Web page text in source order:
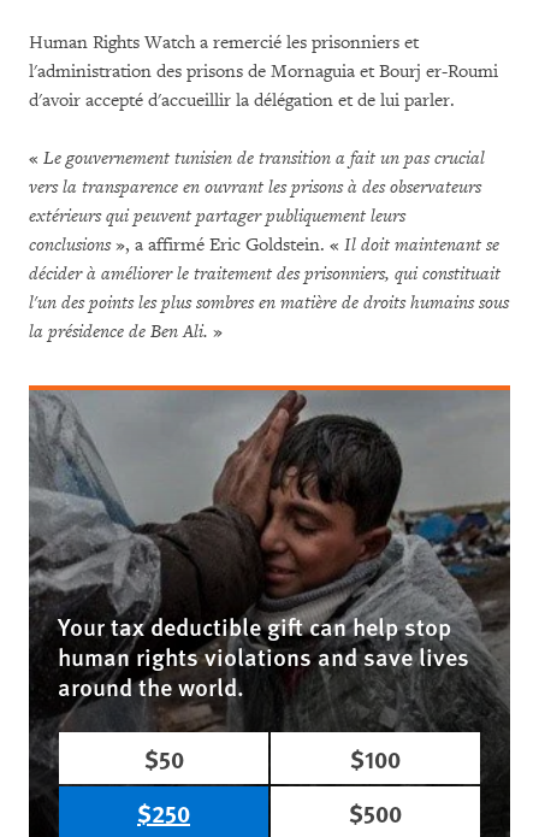
Human Rights Watch a remercié les prisonniers et
l'administration des prisons de Mornaguia et Bourj er-Roumi
d'avoir accepté d'accueillir la délégation et de lui parler.
« Le gouvernement tunisien de transition a fait un pas crucial
vers la transparence en ouvrant les prisons à des observateurs
extérieurs qui peuvent partager publiquement leurs
conclusions», a affirmé Eric Goldstein. « Il doit maintenant se
décider à améliorer le traitement des prisonniers, qui constituait
l'un des points les plus sombres en matière de droits humains sous
la présidence de Ben Ali. »
Your tax deductible gift can help stop
human rights violations and save lives
around the world.
$50
$100
$250
$500